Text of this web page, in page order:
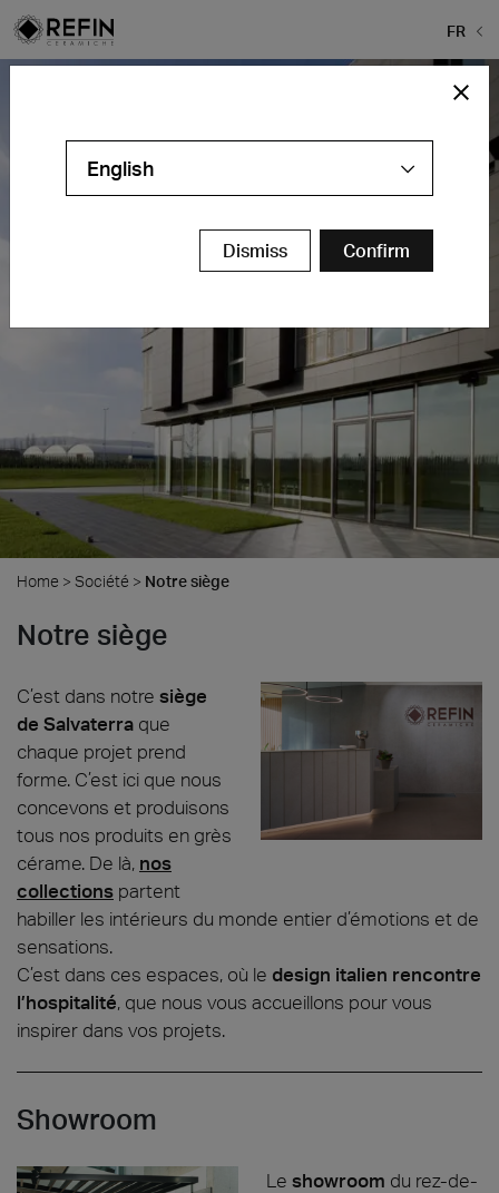
FR
Home > Société > Notre siège
Notre siège
C’est dans notre siège
de Salvaterra que
chaque projet prend
forme. C’est ici que nous
concevons et produisons
tous nos produits en grès
cérame. De là, nos
collections partent
habiller les intérieurs du monde entier d’émotions et de
sensations.
C’est dans ces espaces, où le design italien rencontre
l’hospitalité, que nous vous accueillons pour vous
inspirer dans vos projets.
Showroom
Le showroom du rez-de-
English
Dismiss Confirm